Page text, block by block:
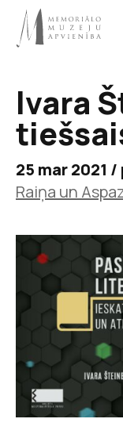
Ivara
25 mar 2021 /
Raiņa un